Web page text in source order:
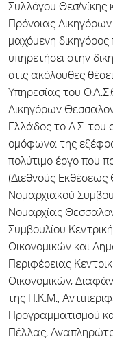
Συλλόγου Θεσ/νίκης
Πρόνοιας
μαχόμενη
υπηρετήσει στην
στις ακόλουθες
Υπηρεσίας του
Δικηγόρων
Ελλάδος το Δ.Σ. του
ομόφωνα της
πολύτιμο έργο που
(Διεθνούς Εκθέσεως
Νομαρχιακού
Νομαρχίας
Συμβουλίου
Οικονομικών και
Περιφέρειας
Οικονομικών,
της Π.Κ.Μ.,
Προγραμματισμού
Πέλλας,